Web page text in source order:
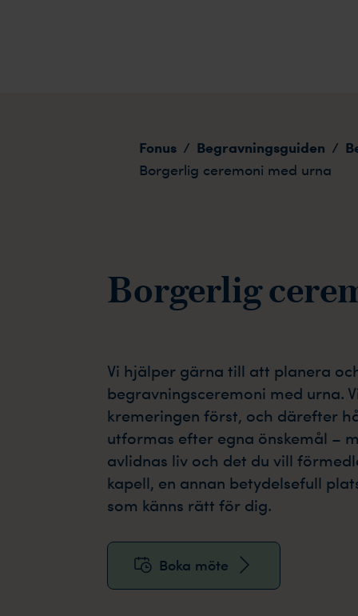
Fonus / Begravningsguiden /
Borgerlig ceremoni med urna
Borgerlig
Vi hjälper gärna till att planera
begravningsceremoni med urna.
kremeringen först, och därefter
utformas efter egna önskemål –
avlidnas liv och det du vill
kapell, en annan betydelsefull
som känns rätt för dig.
Boka möte